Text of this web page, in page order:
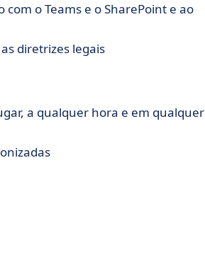
o Teams e o SharePoint e ao
diretrizes legais
a qualquer hora e em qualquer